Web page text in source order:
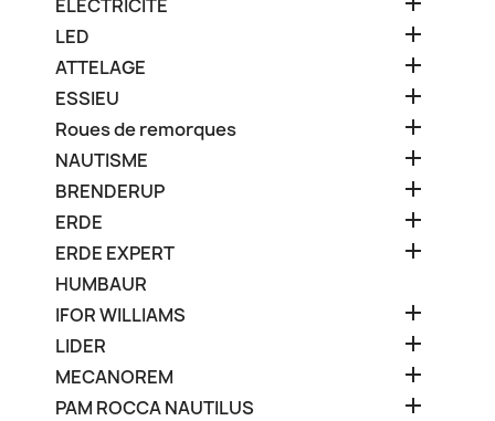
ELECTRICITE
LED 
ATTELAGE 
ESSIEU 
Roues de remorques 
NAUTISME 
BRENDERUP 
ERDE 
ERDE EXPERT 
HUMBAUR
IFOR WILLIAMS

LIDER 
MECANOREM 
PAM ROCCA NAUTILUS 